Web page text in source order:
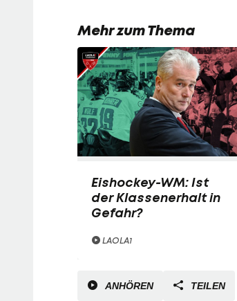
Mehr zum Thema
Eishockey-WM: Ist
der Klassenerhalt in
Gefahr?
LAOLA1
ANHÖREN TEILEN